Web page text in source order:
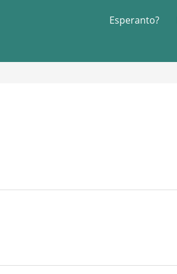
Esperanto?